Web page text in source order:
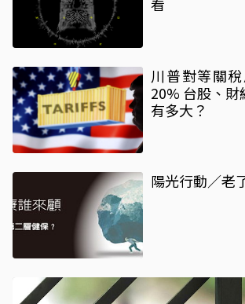
看
川普對等關
20% 台股、財經、產業界影響
有多大？
陽光行動／老